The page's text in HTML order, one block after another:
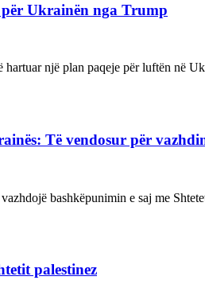
për Ukrainën nga Trump
hartuar një plan paqeje për luftën në
Të vendosur për
bashkëpunimin e saj me
palestinez